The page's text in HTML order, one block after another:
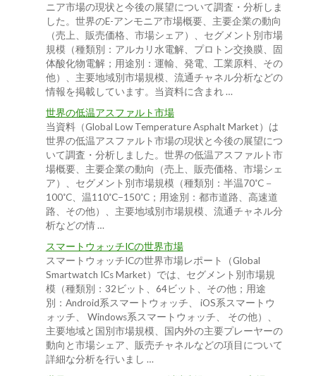
ニア市場の現状と今後の展望について調査・分析しま
した。世界のE-アンモニア市場概要、主要企業の動向
（売上、販売価格、市場シェア）、セグメント別市場
規模（種類別：アルカリ水電解、プロトン交換膜、固
体酸化物電解；用途別：運輸、発電、工業原料、その
他）、主要地域別市場規模、流通チャネル分析などの
情報を掲載しています。当資料に含まれ …
世界の低温アスファルト市場
当資料（Global Low Temperature Asphalt Market）は
世界の低温アスファルト市場の現状と今後の展望につ
いて調査・分析しました。世界の低温アスファルト市
場概要、主要企業の動向（売上、販売価格、市場シェ
ア）、セグメント別市場規模（種類別：半温70˚C－
100˚C、温110˚C−150˚C；用途別：都市道路、高速道
路、その他）、主要地域別市場規模、流通チャネル分
析などの情 …
スマートウォッチICの世界市場
スマートウォッチICの世界市場レポート（Global
Smartwatch ICs Market）では、セグメント別市場規
模（種類別：32ビット、64ビット、その他；用途
別：Android系スマートウォッチ、 iOS系スマートウ
ォッチ、 Windows系スマートウォッチ、 その他）、
主要地域と国別市場規模、国内外の主要プレーヤーの
動向と市場シェア、販売チャネルなどの項目について
詳細な分析を行いまし …